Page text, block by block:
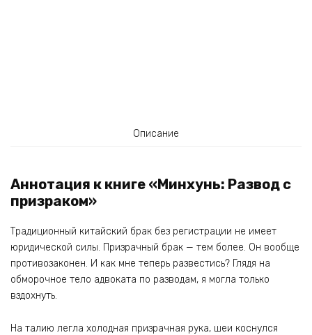
Описание
Аннотация к книге «Минхунь: Развод с
призраком»
Традиционный китайский брак без регистрации не имеет
юридической силы. Призрачный брак — тем более. Он вообще
противозаконен. И как мне теперь развестись? Глядя на
обморочное тело адвоката по разводам, я могла только
вздохнуть.
На талию легла холодная призрачная рука, шеи коснулся